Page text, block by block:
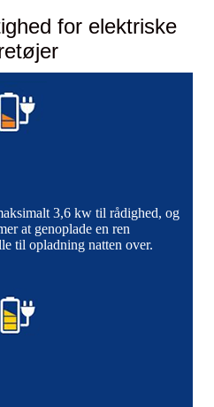
for elektriske
3,6 kw til rådighed, og
at genoplade en ren
til opladning natten over.